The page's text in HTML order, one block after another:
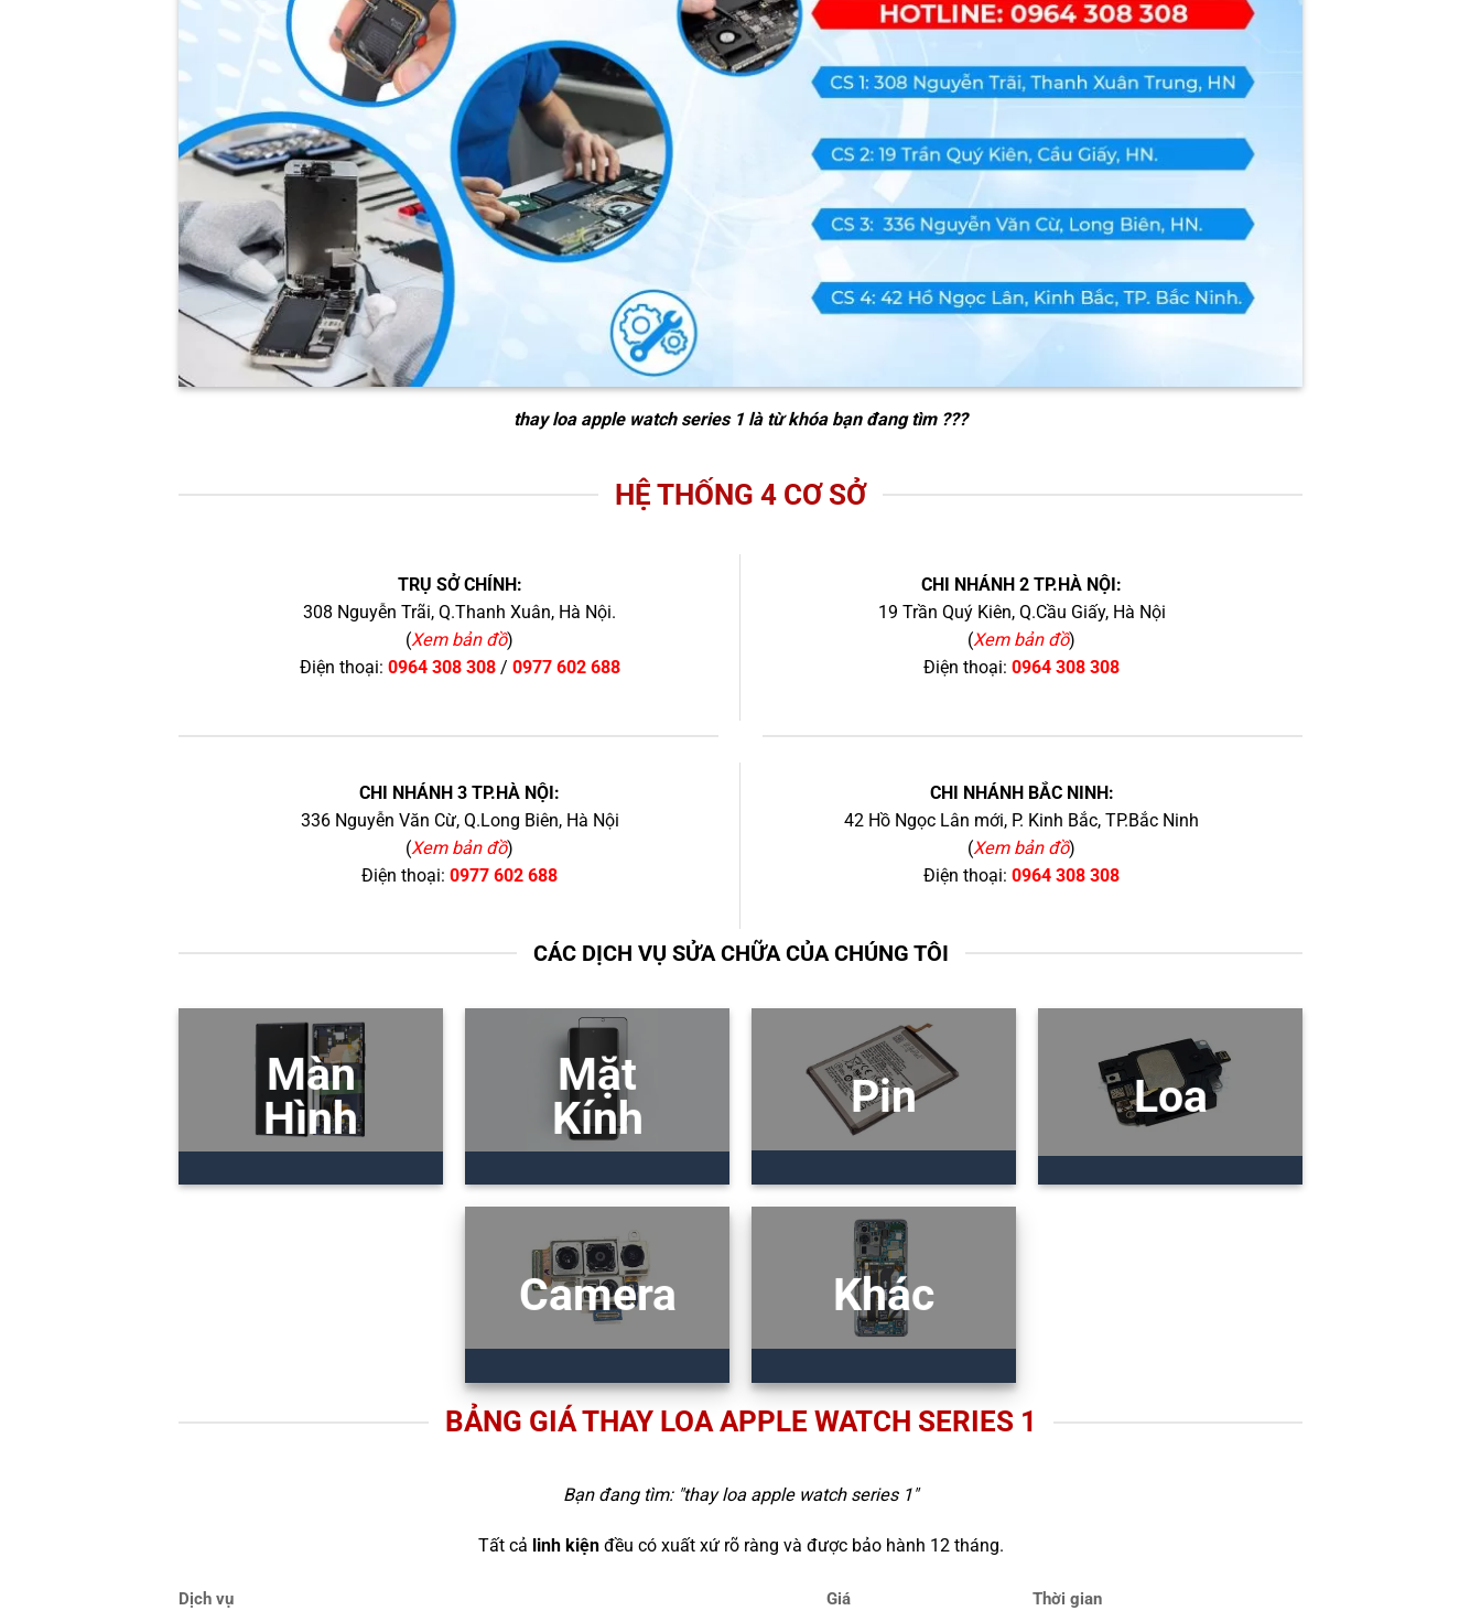
thay loa apple watch series 1 là từ khóa bạn đang tìm ???
HỆ THỐNG 4 CƠ SỞ
TRỤ SỞ CHÍNH:
308 Nguyễn Trãi, Q.Thanh Xuân, Hà Nội.
(Xem bản đồ)
Điện thoại: 0964 308 308/ 0977 602 688
CHI NHÁNH 2 TP.HÀ NỘI:
19 Trần Quý Kiên, Q.Cầu Giấy, Hà Nội
(Xem bản đồ)
Điện thoại: 0964 308 308
CHI NHÁNH 3 TP.HÀ NỘI:
336 Nguyễn Văn Cừ, Q.Long Biên, Hà Nội
(Xem bản đồ)
Điện thoại: 0977 602 688
CHI NHÁNH BẮC NINH:
42 Hồ Ngọc Lân mới, P. Kinh Bắc, TP.Bắc Ninh
(Xem bản đồ)
Điện thoại: 0964 308 308
CÁC DỊCH VỤ SỬA CHỮA CỦA CHÚNG TÔI
Màn
Hình
Mặt
Kính
Pin Loa
Camera Khác
BẢNG GIÁ THAY LOA APPLE WATCH SERIES 1
Bạn đang tìm: "thay loa apple watch series 1"
Tất cả linh kiệnđều có xuất xứ rõ ràng và được bảo hành 12 tháng.
Dịch vụ Giá
Thời gian